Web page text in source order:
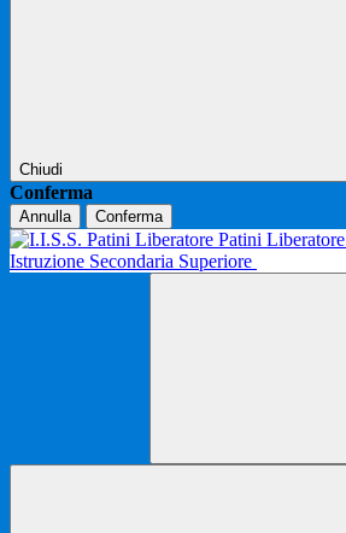
Chiudi
Conferma
Annulla Conferma
Patini Liberatore
Istruzione Secondaria Superiore